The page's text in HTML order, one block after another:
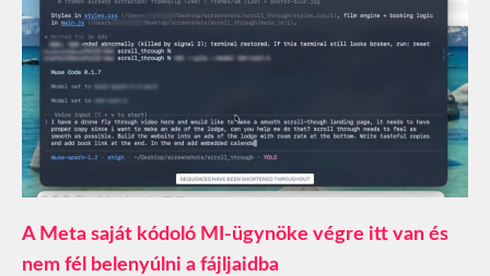
A Meta saját kódoló MI-ügynöke végre itt van és
nem fél belenyúlni a fájljaidba